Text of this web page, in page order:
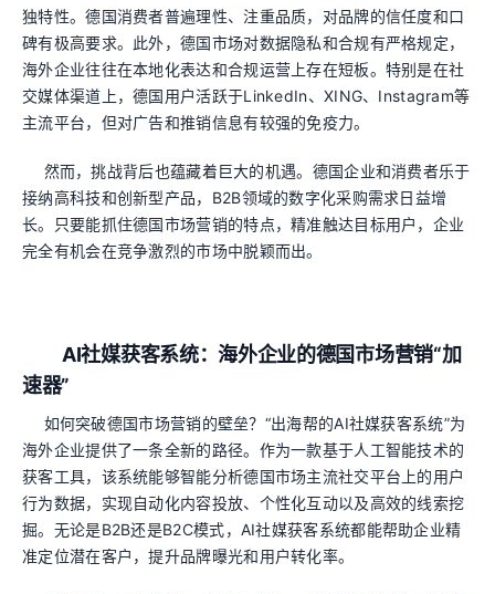
独特性。德国消费者普遍理性、注重品质，对品牌的信任度和口
碑有极高要求。此外，德国市场对数据隐私和合规有严格规定，
海外企业往往在本地化表达和合规运营上存在短板。特别是在社
交媒体渠道上，德国用户活跃于LinkedIn、XING、Instagram等
主流平台，但对广告和推销信息有较强的免疫力。
然而，挑战背后也蕴藏着巨大的机遇。德国企业和消费者乐于
接纳高科技和创新型产品，B2B领域的数字化采购需求日益增
长。只要能抓住德国市场营销的特点，精准触达目标用户，企业
完全有机会在竞争激烈的市场中脱颖而出。
AI社媒获客系统：海外企业的德国市场营销“加
速器”
如何突破德国市场营销的壁垒？“出海帮的AI社媒获客系统”为
海外企业提供了一条全新的路径。作为一款基于人工智能技术的
获客工具，该系统能够智能分析德国市场主流社交平台上的用户
行为数据，实现自动化内容投放、个性化互动以及高效的线索挖
掘。无论是B2B还是B2C模式，AI社媒获客系统都能帮助企业精
准定位潜在客户，提升品牌曝光和用户转化率。